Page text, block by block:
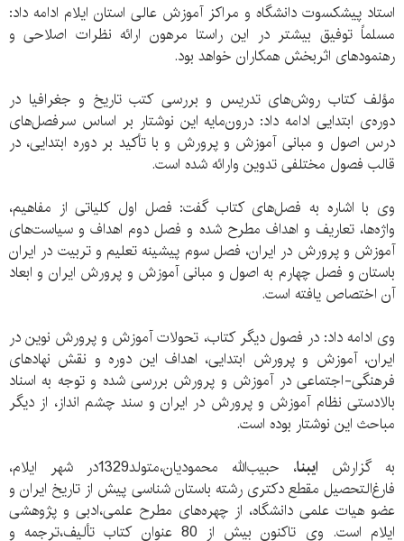
استاد پیشکسوت دانشگاه و مراکز آموزش عالی استان ایلام ادامه داد:
مسلماً توفيق بيشتر در اين راستا مرهون ارائه‌ نظرات اصلاحی و
رهنمودهای اثربخش همكاران خواهد بود.
مؤلف کتاب روش‌های تدریس و بررسی کتب تاریخ و جغرافیا در
دوره‌ی ابتدایی ادامه داد: درون‌مایه این نوشتار بر اساس سرفصل‌های
درس اصول و مبانی آموزش و پرورش و با تأکید بر دوره ابتدایی، در
قالب فصول مختلفی تدوین وارائه شده است.
وی با اشاره به فصل‌های کتاب گفت: فصل اول کلیاتی از مفاهیم،
واژه‌ها، تعاریف و اهداف مطرح شده و فصل دوم اهداف و سیاست‌های
آموزش و پرورش در ایران، فصل سوم پیشینه تعلیم و تربیت در ایران
باستان و فصل چهارم به اصول و مبانی آموزش و پرورش ایران و ابعاد
آن اختصاص یافته است.
وی ادامه داد: در فصول دیگر کتاب، تحولات آموزش و پرورش نوین در
ایران، آموزش و پرورش ابتدایی، اهداف این دوره و نقش نهادهای
فرهنگی-اجتماعی در آموزش و پرورش بررسی شده و توجه به اسناد
بالادستی نظام آموزش و پرورش در ایران و سند چشم انداز، از دیگر
مباحث این نوشتار بوده است.
به گزارش ایبنا
، حبیب‌الله محمودیان،متولد1329در شهر ایلام،
فارغ‌التحصیل مقطع دکتری رشته باستان‌ شناسی پیش از تاریخ ایران و
عضو هیات علمی دانشگاه، از چهره‌های مطرح علمی،ادبی و پژوهشی
ایلام است. وی تاکنون بیش از 80 عنوان کتاب تألیف،ترجمه و